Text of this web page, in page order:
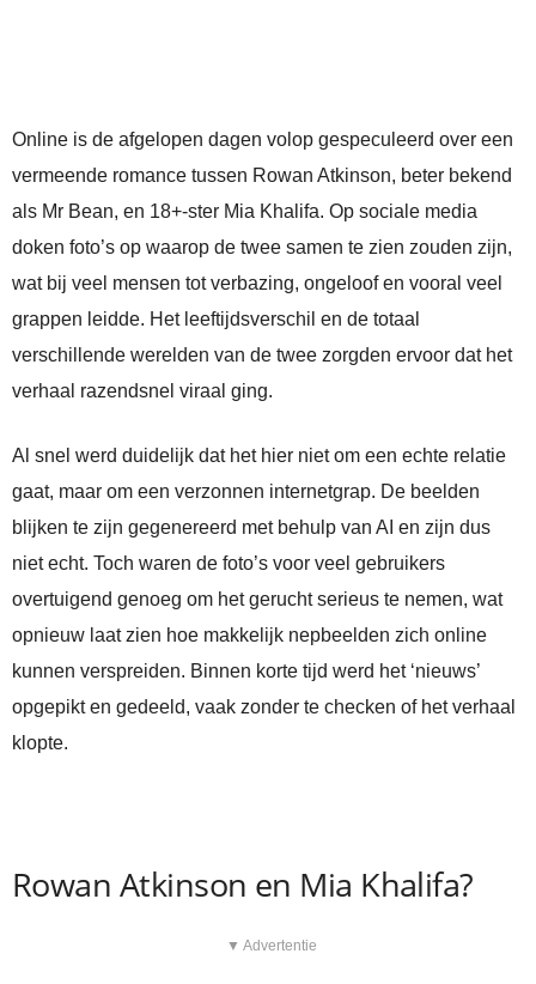
Online is de afgelopen dagen volop gespeculeerd over een
vermeende romance tussen Rowan Atkinson, beter bekend
als Mr Bean, en 18+-ster Mia Khalifa. Op sociale media
doken foto’s op waarop de twee samen te zien zouden zijn,
wat bij veel mensen tot verbazing, ongeloof en vooral veel
grappen leidde. Het leeftijdsverschil en de totaal
verschillende werelden van de twee zorgden ervoor dat het
verhaal razendsnel viraal ging.
Al snel werd duidelijk dat het hier niet om een echte relatie
gaat, maar om een verzonnen internetgrap. De beelden
blijken te zijn gegenereerd met behulp van AI en zijn dus
niet echt. Toch waren de foto’s voor veel gebruikers
overtuigend genoeg om het gerucht serieus te nemen, wat
opnieuw laat zien hoe makkelijk nepbeelden zich online
kunnen verspreiden. Binnen korte tijd werd het ‘nieuws’
opgepikt en gedeeld, vaak zonder te checken of het verhaal
klopte.
Rowan Atkinson en Mia Khalifa?
▼ Advertentie